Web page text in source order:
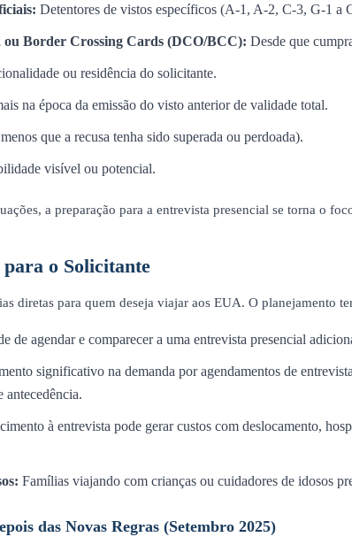
Detentores de vistos específicos (A-1, A-2, C-3, G-1
ou Border Crossing Cards (DCO/BCC): Desde que
ou residência do solicitante.
na época da emissão do visto anterior de validade total.
que a recusa tenha sido superada ou perdoada).
visível ou potencial.
a preparação para a entrevista presencial se torna o
o Solicitante
diretas para quem deseja viajar aos EUA. O planejamento
de agendar e comparecer a uma entrevista presencial
significativo na demanda por agendamentos de
antecedência.
à entrevista pode gerar custos com deslocamento,
Famílias viajando com crianças ou cuidadores de idosos
das Novas Regras (Setembro 2025)